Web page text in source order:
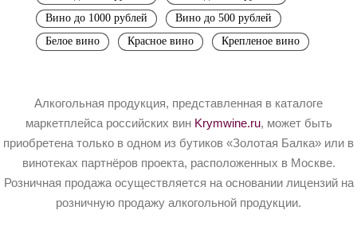
Вино до 1000 рублей
Вино до 500 рублей
Белое вино
Красное вино Крепленое вино
Алкогольная продукция, представленная в каталоге
маркетплейса российских вин Krymwine.ru, может быть
приобретена только в одном из бутиков «Золотая Балка» или в
винотеках партнёров проекта, расположенных в Москве.
Розничная продажа осуществляется на основании лицензий на
розничную продажу алкогольной продукции.